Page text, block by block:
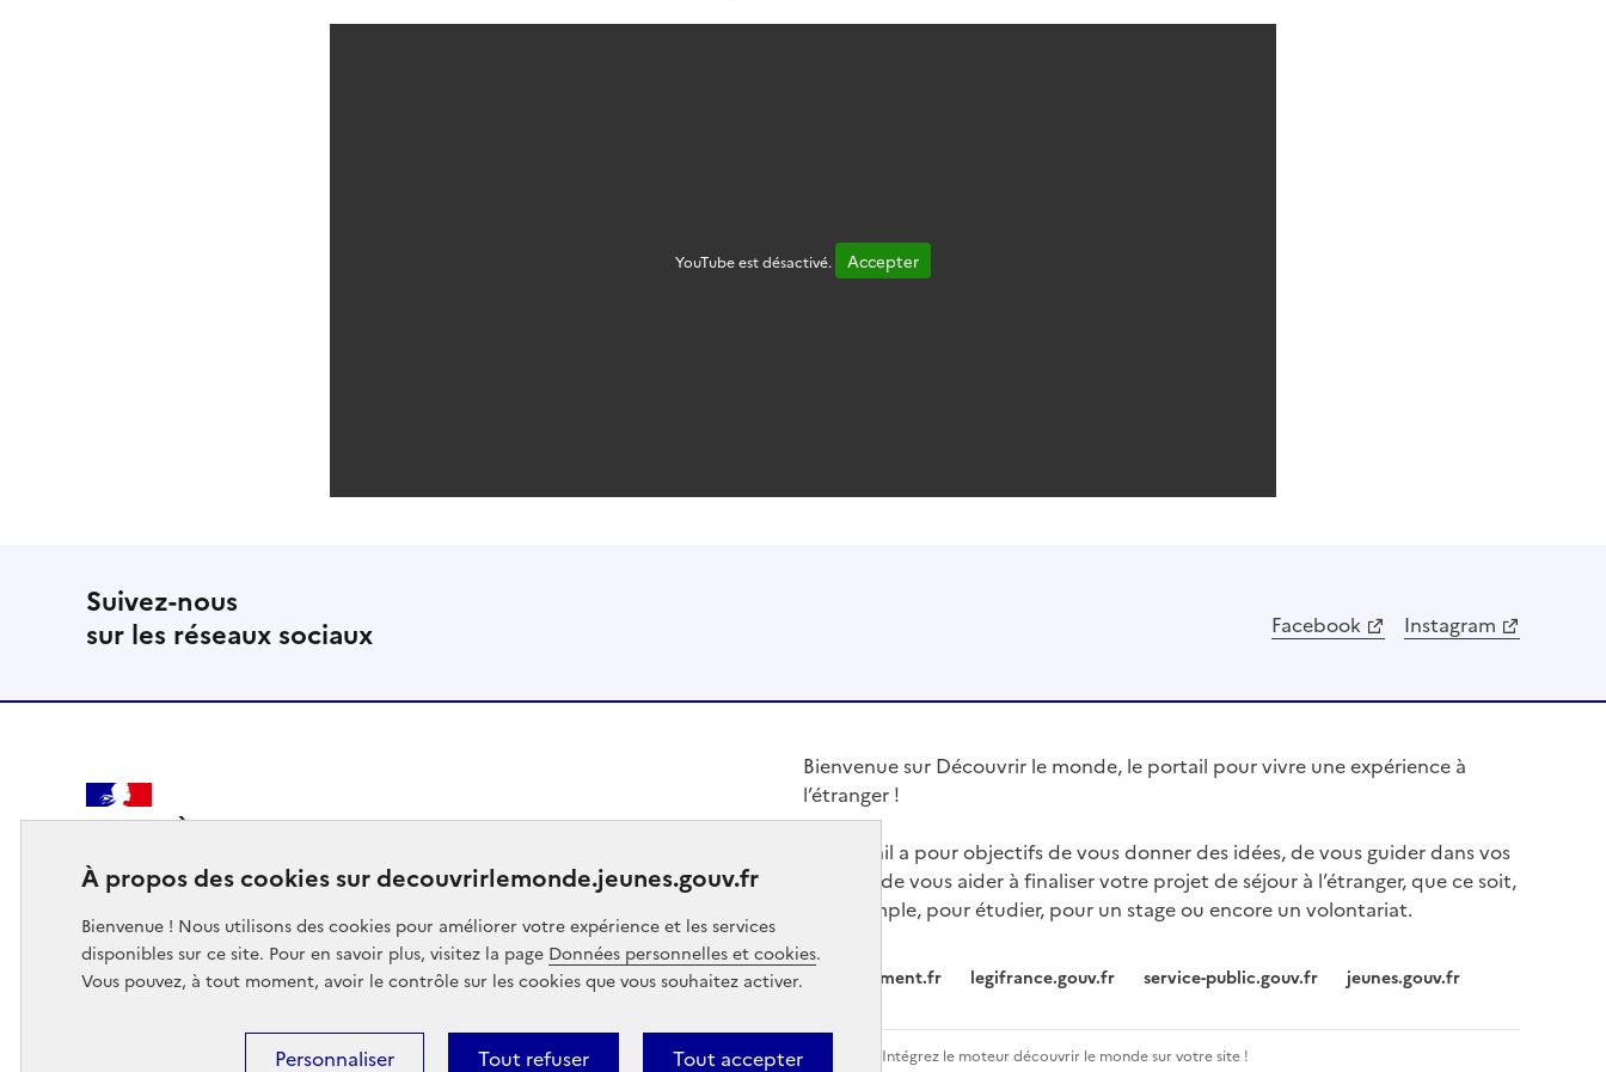
YouTube est désactivé. Accepter
Suivez-nous
sur les réseaux sociaux
Facebook Instagram
MINISTÈRE
DE LA JEUNESSE
DE LA VIE ASSOCIATIVE
Bienvenue sur Découvrir le monde, le portail pour vivre une expérience à
l’étranger !
Ce portail a pour objectifs de vous donner des idées, de vous guider dans vos
choix et de vous aider à finaliser votre projet de séjour à l’étranger, que ce soit,
par exemple, pour étudier, pour un stage ou encore un volontariat.
Partners
gouvernement.fr legifrance.gouv.fr service-public.gouv.fr jeunes.gouv.fr
Données personnelles Accessibilité : partiellement conforme Communication Intégrez le moteur découvrir le monde sur votre site !
À propos des cookies sur decouvrirlemonde.jeunes.gouv.fr
Bienvenue ! Nous utilisons des cookies pour améliorer votre expérience et les services
disponibles sur ce site. Pour en savoir plus, visitez la page Données personnelles et cookies.
Vous pouvez, à tout moment, avoir le contrôle sur les cookies que vous souhaitez activer.
Tout accepter
Tout refuser
Personnaliser